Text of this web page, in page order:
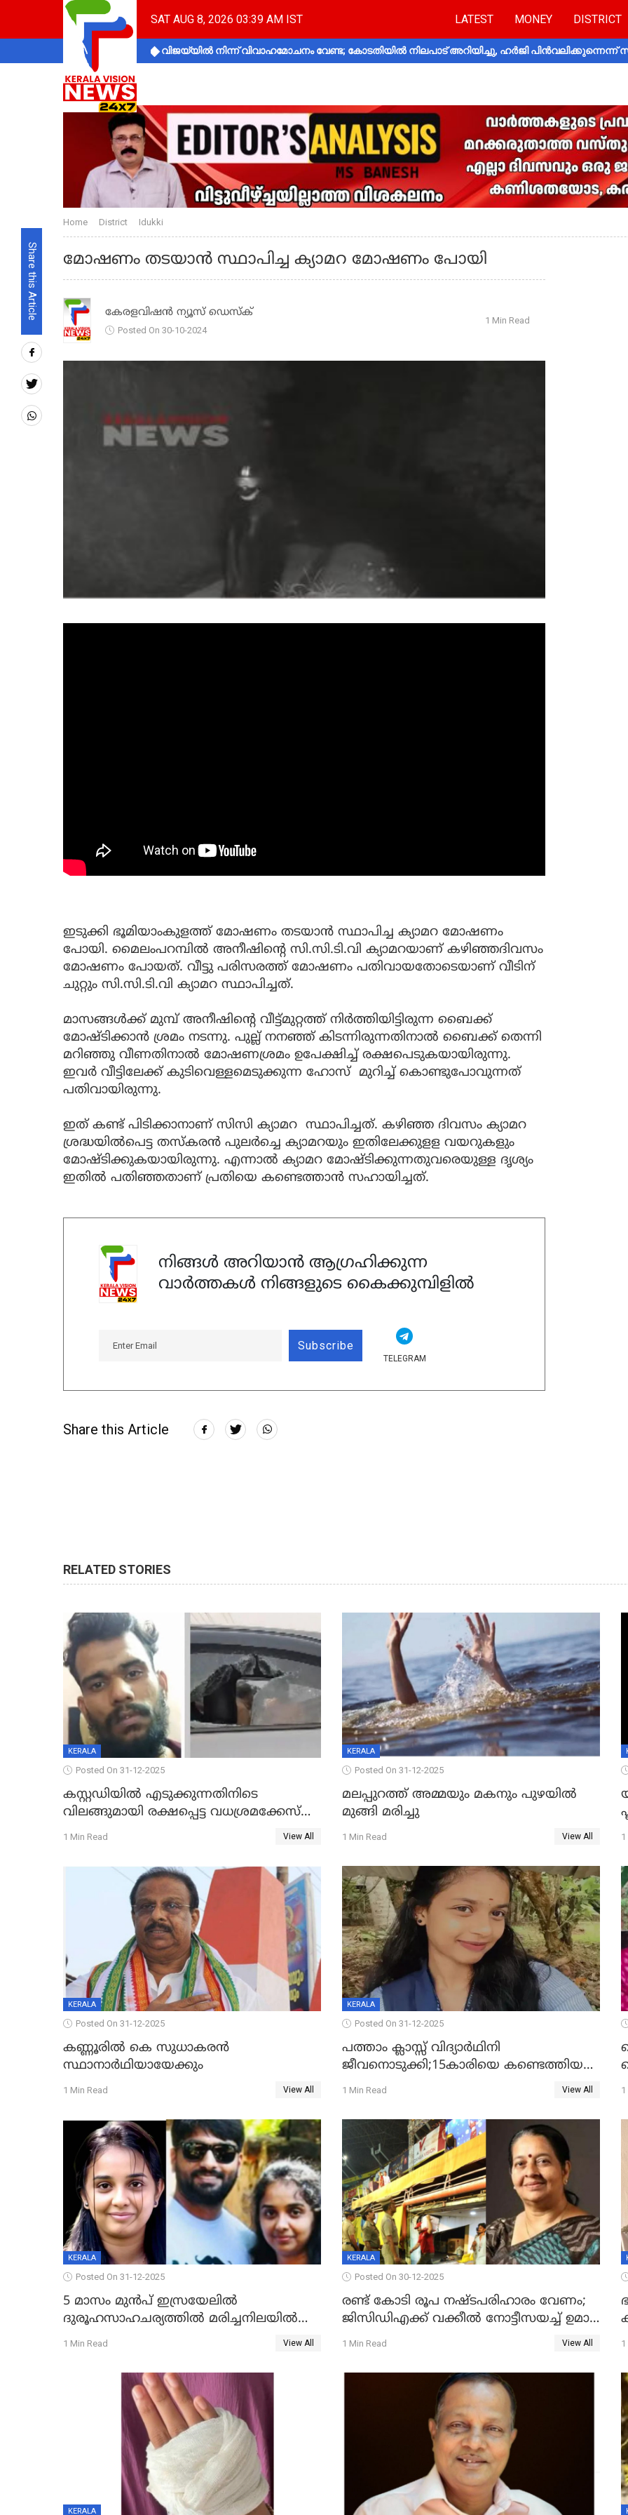
SAT AUG 8, 2026 03:39 AM IST LATEST MONEY DISTRICT
വിജയ്‌യിൽ നിന്ന് വിവാഹമോചനം വേണ്ട; കോടതിയിൽ നിലപാട് അറിയിച്ചു, ഹർജി പിൻവലിക്കുന്നെന്ന്
Share this Article
Home District Idukki
മോഷണം തടയാന്‍ സ്ഥാപിച്ച ക്യാമറ മോഷണം പോയി
കേരളവിഷൻ ന്യൂസ് ഡെസ്‌ക്
Posted On 30-10-2024
1 Min Read
ഇടുക്കി ഭൂമിയാംകുളത്ത് മോഷണം തടയാന്‍ സ്ഥാപിച്ച ക്യാമറ മോഷണം
പോയി. മൈലംപറമ്പില്‍ അനീഷിൻ്റെ സി.സി.ടി.വി ക്യാമറയാണ് കഴിഞ്ഞദിവസം
മോഷണം പോയത്. വീട്ടു പരിസരത്ത് മോഷണം പതിവായതോടെയാണ് വീടിന്
ചുറ്റും സി.സി.ടി.വി ക്യാമറ സ്ഥാപിച്ചത്.
മാസങ്ങൾക്ക് മുമ്പ് അനീഷിൻ്റെ വീട്ട്മുറ്റത്ത് നിർത്തിയിട്ടിരുന്ന ബൈക്ക്
മോഷ്ടിക്കാൻ ശ്രമം നടന്നു. പുല്ല് നനഞ്ഞ് കിടന്നിരുന്നതിനാൽ ബൈക്ക് തെന്നി
മറിഞ്ഞു വീണതിനാൽ മോഷണശ്രമം ഉപേക്ഷിച്ച് രക്ഷപെടുകയായിരുന്നു.
ഇവർ വീട്ടിലേക്ക് കുടിവെള്ളമെടുക്കുന്ന ഹോസ് മുറിച്ച് കൊണ്ടുപോവുന്നത്
പതിവായിരുന്നു.
ഇത് കണ്ട് പിടിക്കാനാണ് സിസി ക്യാമറ സ്ഥാപിച്ചത്. കഴിഞ്ഞ ദിവസം ക്യാമറ
ശ്രദ്ധയിൽപെട്ട തസ്കരൻ പുലർച്ചെ ക്യാമറയും ഇതിലേക്കുളള വയറുകളും
മോഷ്ടിക്കുകയായിരുന്നു. എന്നാൽ ക്യാമറ മോഷ്ടിക്കുന്നതുവരെയുള്ള ദൃശ്യം
ഇതിൽ പതിഞ്ഞതാണ് പ്രതിയെ കണ്ടെത്താൻ സഹായിച്ചത്.
നിങ്ങൾ അറിയാൻ ആഗ്രഹിക്കുന്ന
വാർത്തകൾ നിങ്ങളുടെ കൈക്കുമ്പിളിൽ
Subscribe
TELEGRAM
Share this Article
RELATED STORIES
KERALA
Posted On 31-12-2025
കസ്റ്റഡിയിൽ എടുക്കുന്നതിനിടെ
വിലങ്ങുമായി രക്ഷപ്പെട്ട വധശ്രമക്കേസ്
പ്രതി പിടിയിൽ
1 Min Read View All
KERALA
Posted On 31-12-2025
മലപ്പുറത്ത് അമ്മയും മകനും പുഴയിൽ
മുങ്ങി മരിച്ചു
1 Min Read View All 1
KERALA
Posted On 31-12-2025
കണ്ണൂരിൽ കെ സുധാകരൻ
സ്ഥാനാർഥിയായേക്കും
1 Min Read View All
KERALA
Posted On 31-12-2025
പത്താം ക്ലാസ്സ് വിദ്യാര്‍ഥിനി
ജീവനൊടുക്കി;15കാരിയെ കണ്ടെത്തിയത്
കിടപ്പുമുറിയില്‍ തൂങ്ങി മരിച്ച നിലയിൽ
1 Min Read View All 1
KERALA
Posted On 31-12-2025
5 മാസം മുൻപ് ഇസ്രയേലിൽ
ദുരൂഹസാഹചര്യത്തിൽ മരിച്ചനിലയിൽ
കണ്ടെത്തിയ മലയാളി യുവാവിന്റെ
1 Min Read View All
KERALA
Posted On 30-12-2025
രണ്ട് കോടി രൂപ നഷ്ടപരിഹാരം വേണം;
ജിസിഡിഎക്ക് വക്കീൽ നോട്ടീസയച്ച് ഉമാ
തോമസ്
1 Min Read View All 1
KERALA